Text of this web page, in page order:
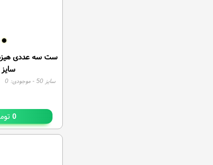
ست سه عددی
سایز 50
سایز 50 - موجودی:0
0